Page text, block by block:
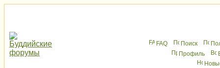
FAQ Поиск
Профиль